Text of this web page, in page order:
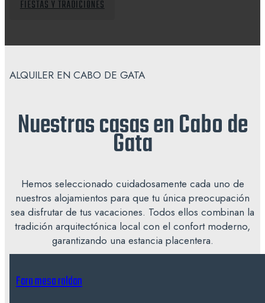
FIESTAS Y TRADICIONES
ALQUILER EN CABO DE GATA
Nuestras casas en Cabo de
Gata
Hemos seleccionado cuidadosamente cada uno de
nuestros alojamientos para que tu única preocupación
sea disfrutar de tus vacaciones. Todos ellos combinan la
tradición arquitectónica local con el confort moderno,
garantizando una estancia placentera.
Faro mesa roldan